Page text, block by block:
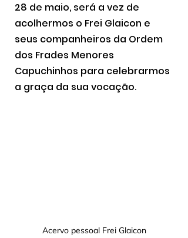
28 de maio, será a vez de
acolhermos o Frei Glaicon e
seus companheiros da Ordem
dos Frades Menores
Capuchinhos para celebrarmos
a graça da sua vocação.
Acervo pessoal Frei Glaicon